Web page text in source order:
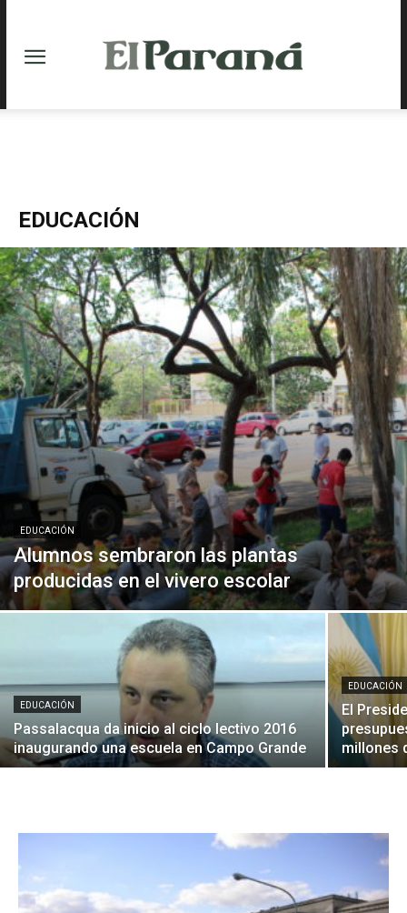
EDUCACIÓN
EDUCACIÓN
Alumnos sembraron las plantas
producidas en el vivero escolar
EDUCACIÓN
Passalacqua da inicio al ciclo lectivo 2016
inaugurando una escuela en Campo Grande
EDUCACIÓN
El
millones